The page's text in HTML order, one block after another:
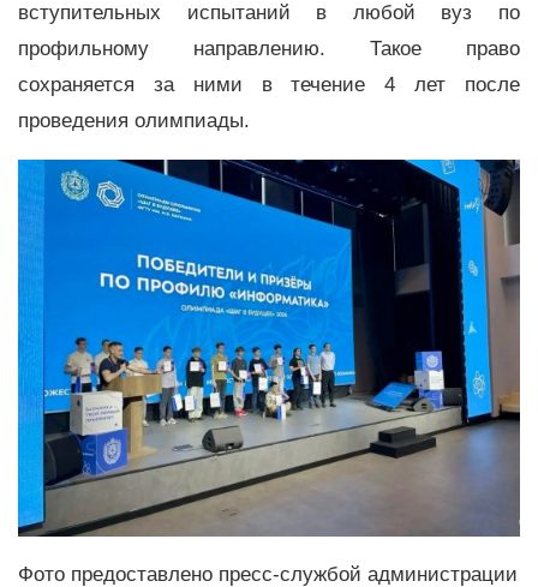
вступительных испытаний в любой вуз по
профильному направлению. Такое право
сохраняется за ними в течение 4 лет после
проведения олимпиады.
Фото предоставлено пресс-службой администрации